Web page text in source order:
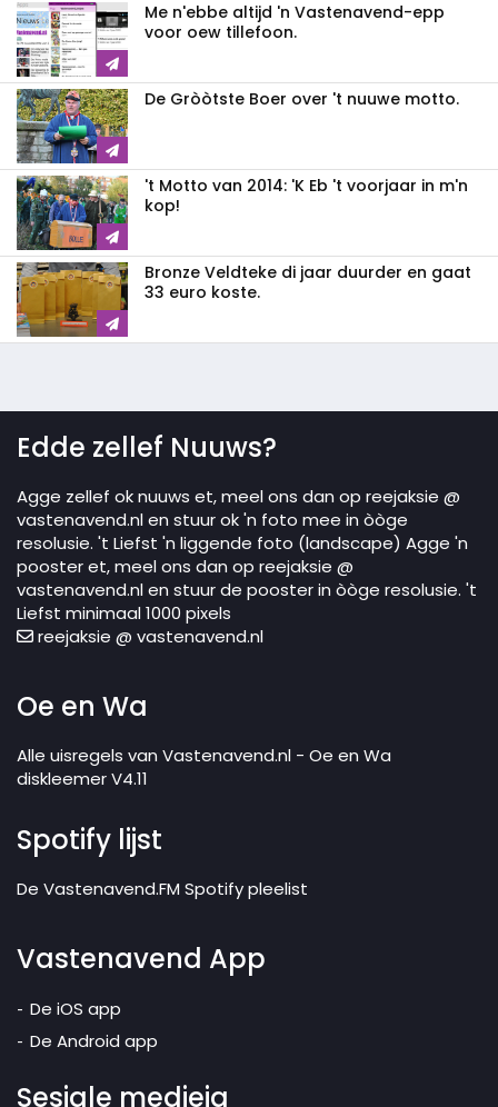
Me n'ebbe altijd 'n Vastenavend-epp
voor oew tillefoon.
De Gròòtste Boer over 't nuuwe motto.
't Motto van 2014: 'K Eb 't voorjaar in m'n
kop!
Bronze Veldteke di jaar duurder en gaat
33 euro koste.
Edde zellef Nuuws?
Agge zellef ok nuuws et, meel ons dan op reejaksie @
vastenavend.nl en stuur ok 'n foto mee in òòge
resolusie. 't Liefst 'n liggende foto (landscape) Agge 'n
pooster et, meel ons dan op reejaksie @
vastenavend.nl en stuur de pooster in òòge resolusie. 't
Liefst minimaal 1000 pixels
reejaksie @ vastenavend.nl
Oe en Wa
Alle uisregels van Vastenavend.nl - Oe en Wa
diskleemer V4.11
Spotify lijst
De Vastenavend.FM Spotify pleelist
Vastenavend App
De iOS app
De Android app
Sesjale medieja